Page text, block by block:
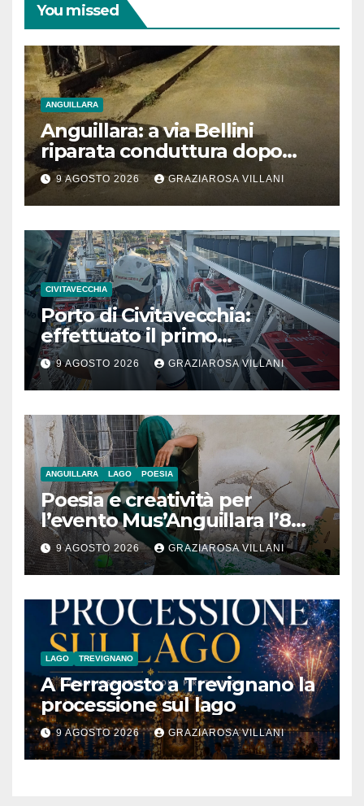
You missed
ANGUILLARA
Anguillara: a via Bellini
riparata conduttura dopo
segnalazione IdD
9 AGOSTO 2026 GRAZIAROSA VILLANI
CIVITAVECCHIA
Porto di Civitavecchia:
effettuato il primo
rifornimento di GNL ad una
nave da crociera
9 AGOSTO 2026 GRAZIAROSA VILLANI
ANGUILLARA LAGO POESIA
Poesia e creatività per
l’evento Mus’Anguillara l’8
agosto 2026 al Museo
Contadino
9 AGOSTO 2026 GRAZIAROSA VILLANI
LAGO TREVIGNANO
A Ferragosto a Trevignano la
processione sul lago
9 AGOSTO 2026 GRAZIAROSA VILLANI